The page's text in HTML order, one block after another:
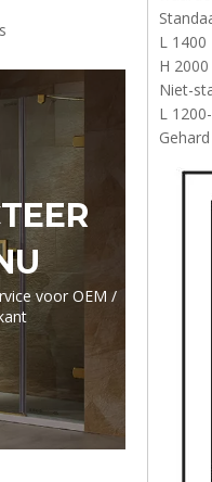
voor OEM /
L 1400
H 2000
Niet-
L